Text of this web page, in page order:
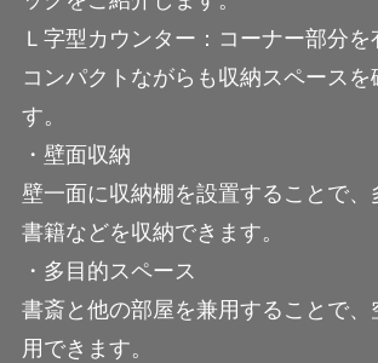
Ｌ字型カウンター：コーナー部分を
コンパクトながらも収納スペースを
す。
・壁面収納
壁一面に収納棚を設置することで、
書籍などを収納できます。
・多目的スペース
書斎と他の部屋を兼用することで、
用できます。